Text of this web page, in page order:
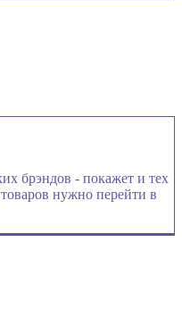
брэндов - покажет и тех
нужно перейти в